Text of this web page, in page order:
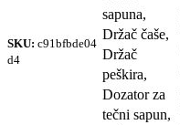
SKU: c91bfbde04
d4
sapuna,
Držač čaše,
Držač
peškira,
Dozator za
tečni sapun,